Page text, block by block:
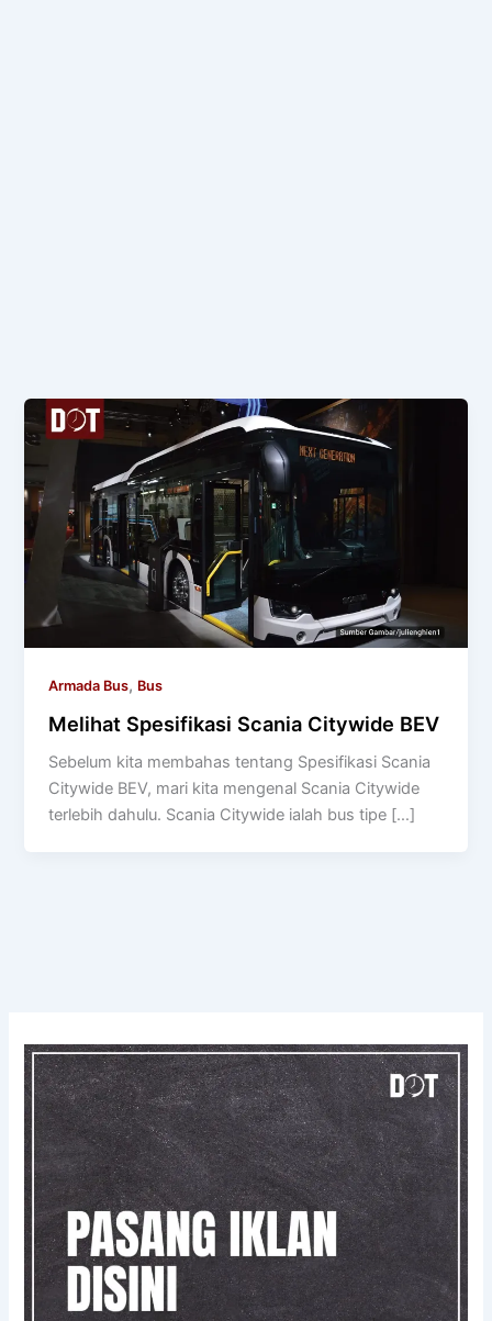
Armada Bus, Bus
Melihat Spesifikasi Scania Citywide BEV
Sebelum kita membahas tentang Spesifikasi Scania
Citywide BEV, mari kita mengenal Scania Citywide
terlebih dahulu. Scania Citywide ialah bus tipe […]